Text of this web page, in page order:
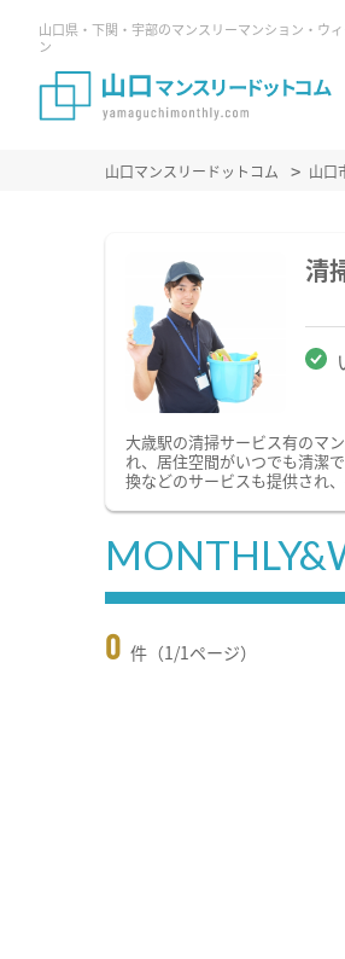
山口県・下関・宇部のマンスリーマンション・ウ
ン
山口マンスリードットコム 山口
清
大歳駅の清掃サービス有のマ
れ、居住空間がいつでも清潔
換などのサービスも提供され
0 件（1/1ページ）